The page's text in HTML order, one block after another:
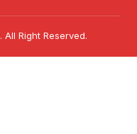
. All Right Reserved.